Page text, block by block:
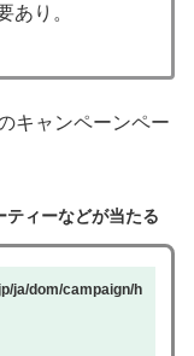
あり。
キャンペーンペー
ィーなどが当たる
ja/dom/campaign/h